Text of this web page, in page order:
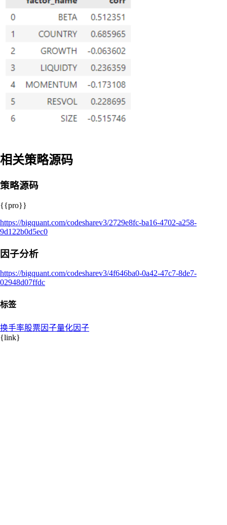
相关策略源码
策略源码
{{pro}}
https://bigquant.com/codesharev3/2729e8fc-ba16-4702-a258-
9d122b0d5ec0
因子分析
https://bigquant.com/codesharev3/4f646ba0-0a42-47c7-8de7-
02948d07ffdc
标签
换手率股票因子量化因子
{link}